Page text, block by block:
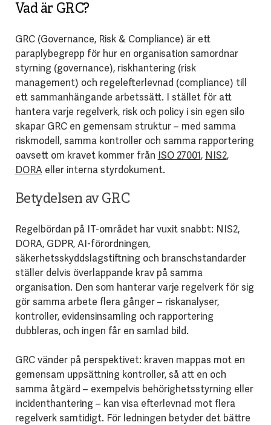
Vad är GRC?
GRC (Governance, Risk & Compliance) är ett
paraplybegrepp för hur en organisation samordnar
styrning (governance), riskhantering (risk
management) och regelefterlevnad (compliance) till
ett sammanhängande arbetssätt. I stället för att
hantera varje regelverk, risk och policy i sin egen silo
skapar GRC en gemensam struktur – med samma
riskmodell, samma kontroller och samma rapportering
oavsett om kravet kommer från ISO 27001, NIS2,
DORAeller interna styrdokument.
Betydelsen av GRC
Regelbördan på IT-området har vuxit snabbt: NIS2,
DORA, GDPR, AI-förordningen,
säkerhetsskyddslagstiftning och branschstandarder
ställer delvis överlappande krav på samma
organisation. Den som hanterar varje regelverk för sig
gör samma arbete flera gånger – riskanalyser,
kontroller, evidensinsamling och rapportering
dubbleras, och ingen får en samlad bild.
GRC vänder på perspektivet: kraven mappas mot en
gemensam uppsättning kontroller, så att en och
samma åtgärd – exempelvis behörighetsstyrning eller
incidenthantering – kan visa efterlevnad mot flera
regelverk samtidigt. För ledningen betyder det bättre